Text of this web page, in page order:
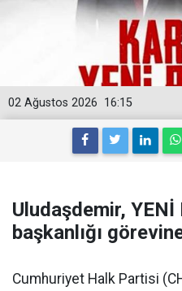
16:15
02 Ağustos 2026
Uludaşdemir, YENİ
başkanlığı
Cumhuriyet Halk Partisi